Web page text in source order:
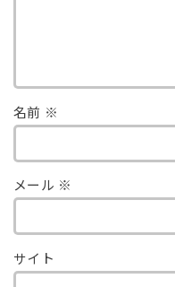
名前 ※
メール ※
サイト